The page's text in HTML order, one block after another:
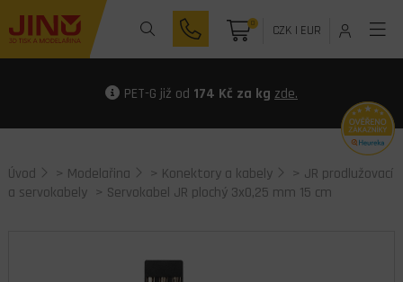
0 CZK| EUR
PET-G již od 174 Kč za kg zde.
Úvod > Modelařina > Konektory a kabely > JR prodlužovací
a servokabely > Servokabel JR plochý 3x0,25 mm 15 cm